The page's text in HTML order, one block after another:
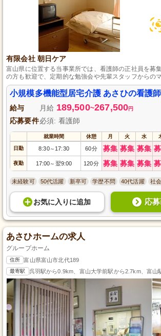
有限会社 朝日ケア
富山県に位置する当事業所では、看護師の正社員を募
の方も歓迎で、定期的な勉強会や先輩スタッフからの
スキルアップしながら安心して仕事を覚えることがで
し、利用者さま一人ひとりに寄り添った介護サービス
間休日は118日以上で、昇給・賞与あり。和気あいあ
きましょう。
小規模多機能型居宅介護 あさひの看護
給与 月給 189,500~267,500円
応募要件必須: 看護師
就業時間 休憩 月 火 水
日勤 8:30～ 17:30 60分 募集 募集 募集
夜勤 17:00～ 翌9:00 120分 募集 募集 募集
未経験可 50代活躍 新卒可 学歴不問 40代活躍 社
お気に入り に追加 応
あさひホームの求人
グループホーム
住所 富山県富山市北代189
最寄駅 呉羽駅から0.9km、富山大学前駅から2.7km、富山